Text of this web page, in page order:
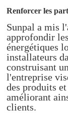
Renforcer les
Sunpal a mis
approfondir
énergétiques
installateurs
construisant
l'entreprise
des produits
améliorant
clients.